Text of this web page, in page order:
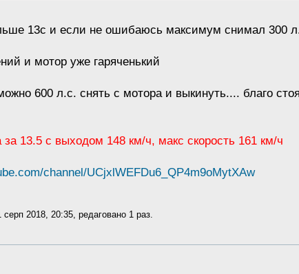
13с и если не ошибаюсь максимум снимал 300
и мотор уже гаряченький
600 л.с. снять с мотора и выкинуть.... благо
13.5 с выходом 148 км/ч, макс скорость 161 км/ч
channel/UCjxlWEFDu6_QP4m9oMytXAw
серп 2018, 20:35, редаговано 1 раз.